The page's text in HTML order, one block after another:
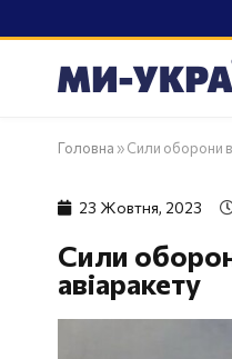
Головна »Сили оборони
23 Жовтня, 2023
Сили
авіаракету